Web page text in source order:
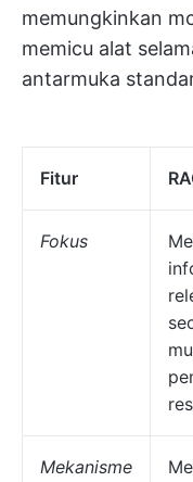
memungkinkan
memicu alat
antarmuka
Fitur
Fokus
Mekanisme